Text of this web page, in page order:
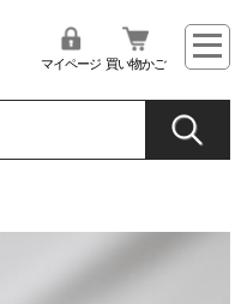
マイページ 買い物かご